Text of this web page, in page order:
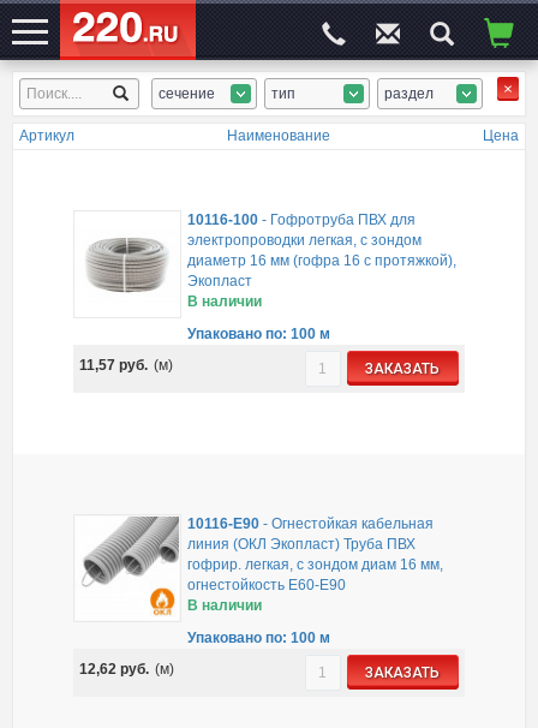
ЭЛЕКТРОСАЙТ№1 сечение тип раздел
Артикул Наименование Цена
10116-100 - Гофротруба ПВХ для
электропроводки легкая, с зондом
диаметр 16 мм (гофра 16 с протяжкой),
Экопласт
В наличии
Упаковано по: 100 м
11,57руб. (м) ЗАКАЗАТЬ
10116-E90 -Огнестойкая кабельная
линия (ОКЛ Экопласт) Труба ПВХ
гофрир. легкая, с зондом диам 16 мм,
огнестойкость E60-E90
В наличии
Упаковано по: 100 м
12,62руб. (м) ЗАКАЗАТЬ